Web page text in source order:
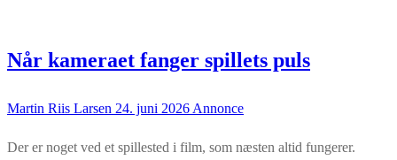
Når kameraet fanger spillets puls
Martin Riis Larsen 24. juni 2026 Annonce
Der er noget ved et spillested i film, som næsten altid fungerer.